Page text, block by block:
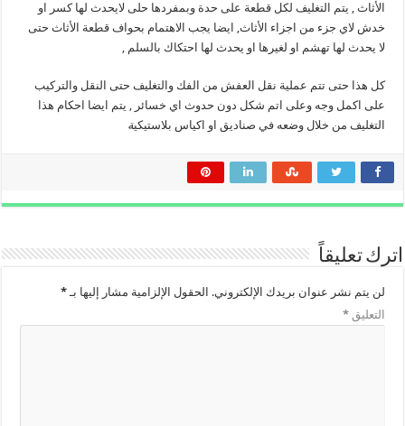
الأثاث , يتم التغليف لكل قطعة على حدة وبمفردها حلى لايحدث لها كسر او
خدش لاي جزء من اجزاء الأثاث, ايضا يجب الاهتمام بحواف قطعة الأثاث حتى
لا يحدث لها تهشم او لغيرها او يحدث لها احتكاك بالسلم ,
كل هذا حتى تتم عملية نقل العفش من الفك والتغليف حتى النقل والتركيب
على اكمل وجه وعلى اتم شكل دون حدوث اي خسائر , يتم ايضا احكام هذا
التغليف من خلال وضعه في صناديق او اكياس بلاستيكية
اترك تعليقاً
لن يتم نشر عنوان بريدك الإلكتروني. الحقول الإلزامية مشار إليها بـ*
التعليق*